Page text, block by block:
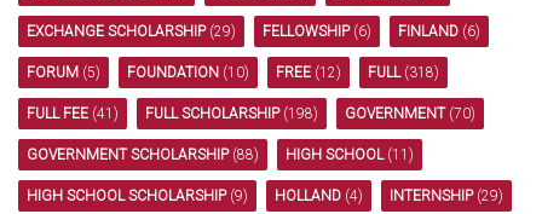
EXCHANGE SCHOLARSHIP(29) FELLOWSHIP(6) FINLAND (6)
FORUM (5) FOUNDATION (10) FREE (12) FULL(318)
FULL FEE (41) FULL SCHOLARSHIP(198) GOVERNMENT(70)
GOVERNMENT SCHOLARSHIP(88) HIGH SCHOOL(11)
HIGH SCHOOL SCHOLARSHIP(9) HOLLAND (4) INTERNSHIP(29)